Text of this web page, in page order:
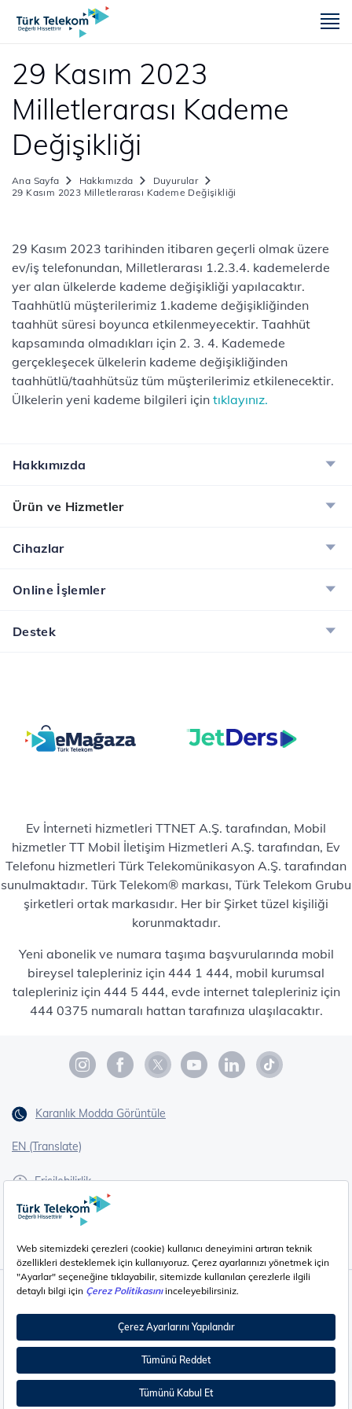
29 Kasım 2023
Milletlerarası Kademe
Değişikliği
Ana Sayfa Hakkımızda
Duyurular
29 Kasım 2023 Milletlerarası Kademe Değişikliği
29 Kasım 2023 tarihinden itibaren geçerli olmak üzere
ev/iş telefonundan, Milletlerarası 1.2.3.4. kademelerde
yer alan ülkelerde kademe değişikliği yapılacaktır.
Taahhütlü müşterilerimiz 1.kademe değişikliğinden
taahhüt süresi boyunca etkilenmeyecektir. Taahhüt
kapsamında olmadıkları için 2. 3. 4. Kademede
gerçekleşecek ülkelerin kademe değişikliğinden
taahhütlü/taahhütsüz tüm müşterilerimiz etkilenecektir.
Ülkelerin yeni kademe bilgileri için tıklayınız.
Hakkımızda
Ürün ve Hizmetler
Cihazlar
Online İşlemler
Destek
Ev İnterneti hizmetleri TTNET A.Ş. tarafından, Mobil
hizmetler TT Mobil İletişim Hizmetleri A.Ş. tarafından, Ev
Telefonu hizmetleri Türk Telekomünikasyon A.Ş. tarafından
sunulmaktadır. Türk Telekom® markası, Türk Telekom Grubu
şirketleri ortak markasıdır. Her bir Şirket tüzel kişiliği
korunmaktadır.
Yeni abonelik ve numara taşıma başvurularında mobil
bireysel talepleriniz için 444 1 444, mobil kurumsal
talepleriniz için 444 5 444, evde internet talepleriniz için
444 0375 numaralı hattan tarafınıza ulaşılacaktır.
Karanlık Modda Görüntüle
EN (Translate)
Erişilebilirlik
İşaret Dili Çevirisi
Çerez Ayarları